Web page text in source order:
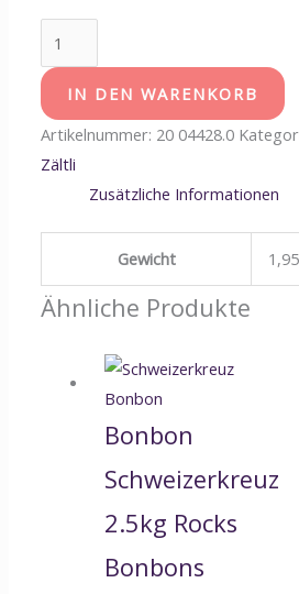
IN DEN WARENKORB
Artikelnummer: 20 04428.0
Zältli
Zusätzliche Informationen
Gewicht
Ähnliche Produkte
Bonbon
Schweizerkreuz
2.5kg Rocks
Bonbons